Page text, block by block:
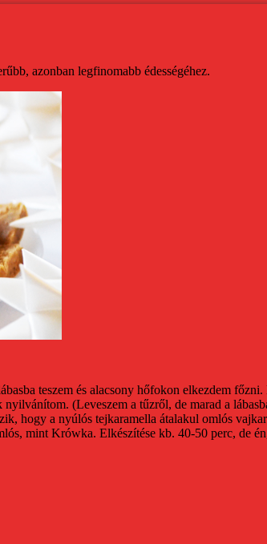
azonban legfinomabb édességéhez.
teszem és alacsony hőfokon elkezdem
(Leveszem a tűzről, de marad a
hogy a nyúlós tejkaramella átalakul omlós
mint Krówka. Elkészítése kb. 40-50 perc, de